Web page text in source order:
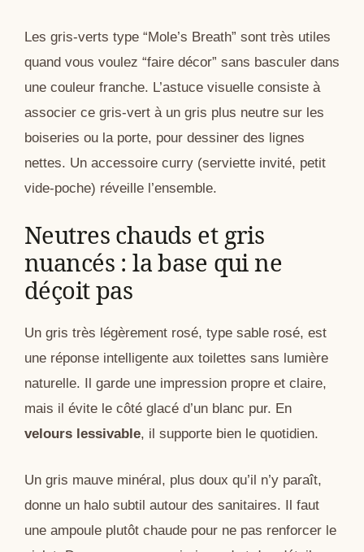
Les gris-verts type “Mole’s Breath” sont très utiles
quand vous voulez “faire décor” sans basculer dans
une couleur franche. L’astuce visuelle consiste à
associer ce gris-vert à un gris plus neutre sur les
boiseries ou la porte, pour dessiner des lignes
nettes. Un accessoire curry (serviette invité, petit
vide-poche) réveille l’ensemble.
Neutres chauds et gris
nuancés : la base qui ne
déçoit pas
Un gris très légèrement rosé, type sable rosé, est
une réponse intelligente aux toilettes sans lumière
naturelle. Il garde une impression propre et claire,
mais il évite le côté glacé d’un blanc pur. En
velours lessivable, il supporte bien le quotidien.
Un gris mauve minéral, plus doux qu’il n’y paraît,
donne un halo subtil autour des sanitaires. Il faut
une ampoule plutôt chaude pour ne pas renforcer le